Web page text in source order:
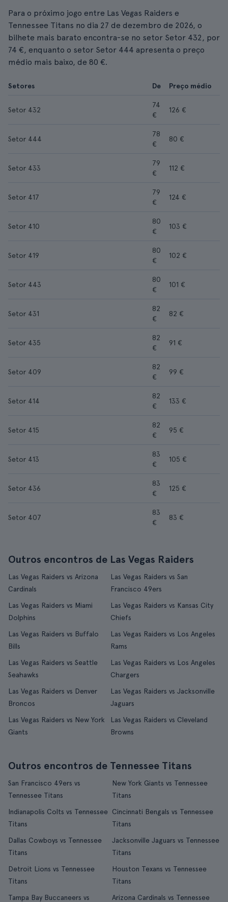
Para o próximo jogo entre Las Vegas Raiders e
Tennessee Titans no dia 27 de dezembro de 2026, o
bilhete mais barato encontra-se no setor Setor 432, por
74 €, enquanto o setor Setor 444 apresenta o preço
médio mais baixo, de 80 €.
Setores De Preço médio
Setor 432
74
€
126 €
Setor 444
78
€
80 €
Setor 433
79
€
112 €
Setor 417
79
€
124 €
Setor 410
80
€
103 €
Setor 419
80
€
102 €
Setor 443
80
€
101 €
Setor 431
82
€
82 €
Setor 435
82
€
91 €
Setor 409
82
€
99 €
Setor 414
82
€
133 €
Setor 415
82
€
95 €
Setor 413
83
€
105 €
Setor 436
83
€
125 €
Setor 407
83
€
83 €
Outros encontros de Las Vegas Raiders
Las Vegas Raiders vs Arizona
Cardinals
Las Vegas Raiders vs San
Francisco 49ers
Las Vegas Raiders vs Miami
Dolphins
Las Vegas Raiders vs Kansas City
Chiefs
Las Vegas Raiders vs Buffalo
Bills
Las Vegas Raiders vs Los Angeles
Rams
Las Vegas Raiders vs Seattle
Seahawks
Las Vegas Raiders vs Los Angeles
Chargers
Las Vegas Raiders vs Denver
Broncos
Las Vegas Raiders vs Jacksonville
Jaguars
Las Vegas Raiders vs New York
Giants
Las Vegas Raiders vs Cleveland
Browns
Outros encontros de Tennessee Titans
San Francisco 49ers vs
Tennessee Titans
New York Giants vs Tennessee
Titans
Indianapolis Colts vs Tennessee
Titans
Cincinnati Bengals vs Tennessee
Titans
Dallas Cowboys vs Tennessee
Titans
Jacksonville Jaguars vs Tennessee
Titans
Detroit Lions vs Tennessee
Titans
Houston Texans vs Tennessee
Titans
Tampa Bay Buccaneers vs
Arizona Cardinals vs Tennessee